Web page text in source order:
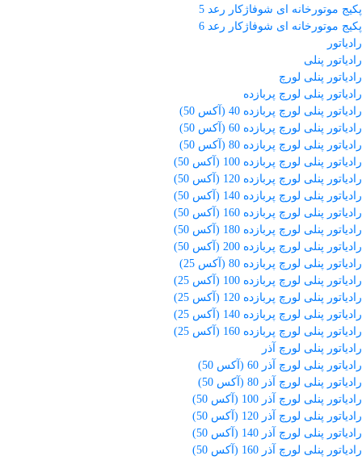
پکیج موتورخانه ای شوفاژکار رعد 5
پکیج موتورخانه ای شوفاژکار رعد 6
رادیاتور
رادیاتور پنلی
رادیاتور پنلی لورچ
رادیاتور پنلی لورچ پربازده
رادیاتور پنلی لورچ پربازده 40 (آکس 50)
رادیاتور پنلی لورچ پربازده 60 (آکس 50)
رادیاتور پنلی لورچ پربازده 80 (آکس 50)
رادیاتور پنلی لورچ پربازده 100 (آکس 50)
رادیاتور پنلی لورچ پربازده 120 (آکس 50)
رادیاتور پنلی لورچ پربازده 140 (آکس 50)
رادیاتور پنلی لورچ پربازده 160 (آکس 50)
رادیاتور پنلی لورچ پربازده 180 (آکس 50)
رادیاتور پنلی لورچ پربازده 200 (آکس 50)
رادیاتور پنلی لورچ پربازده 80 (آکس 25)
رادیاتور پنلی لورچ پربازده 100 (آکس 25)
رادیاتور پنلی لورچ پربازده 120 (آکس 25)
رادیاتور پنلی لورچ پربازده 140 (آکس 25)
رادیاتور پنلی لورچ پربازده 160 (آکس 25)
رادیاتور پنلی لورچ آذر
رادیاتور پنلی لورچ آذر 60 (آکس 50)
رادیاتور پنلی لورچ آذر 80 (آکس 50)
رادیاتور پنلی لورچ آذر 100 (آکس 50)
رادیاتور پنلی لورچ آذر 120 (آکس 50)
رادیاتور پنلی لورچ آذر 140 (آکس 50)
رادیاتور پنلی لورچ آذر 160 (آکس 50)